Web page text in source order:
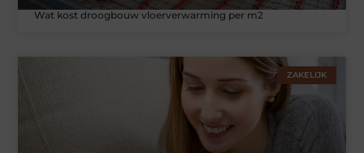
Wat kost droogbouw vloerverwarming per m2
ZAKELIJK